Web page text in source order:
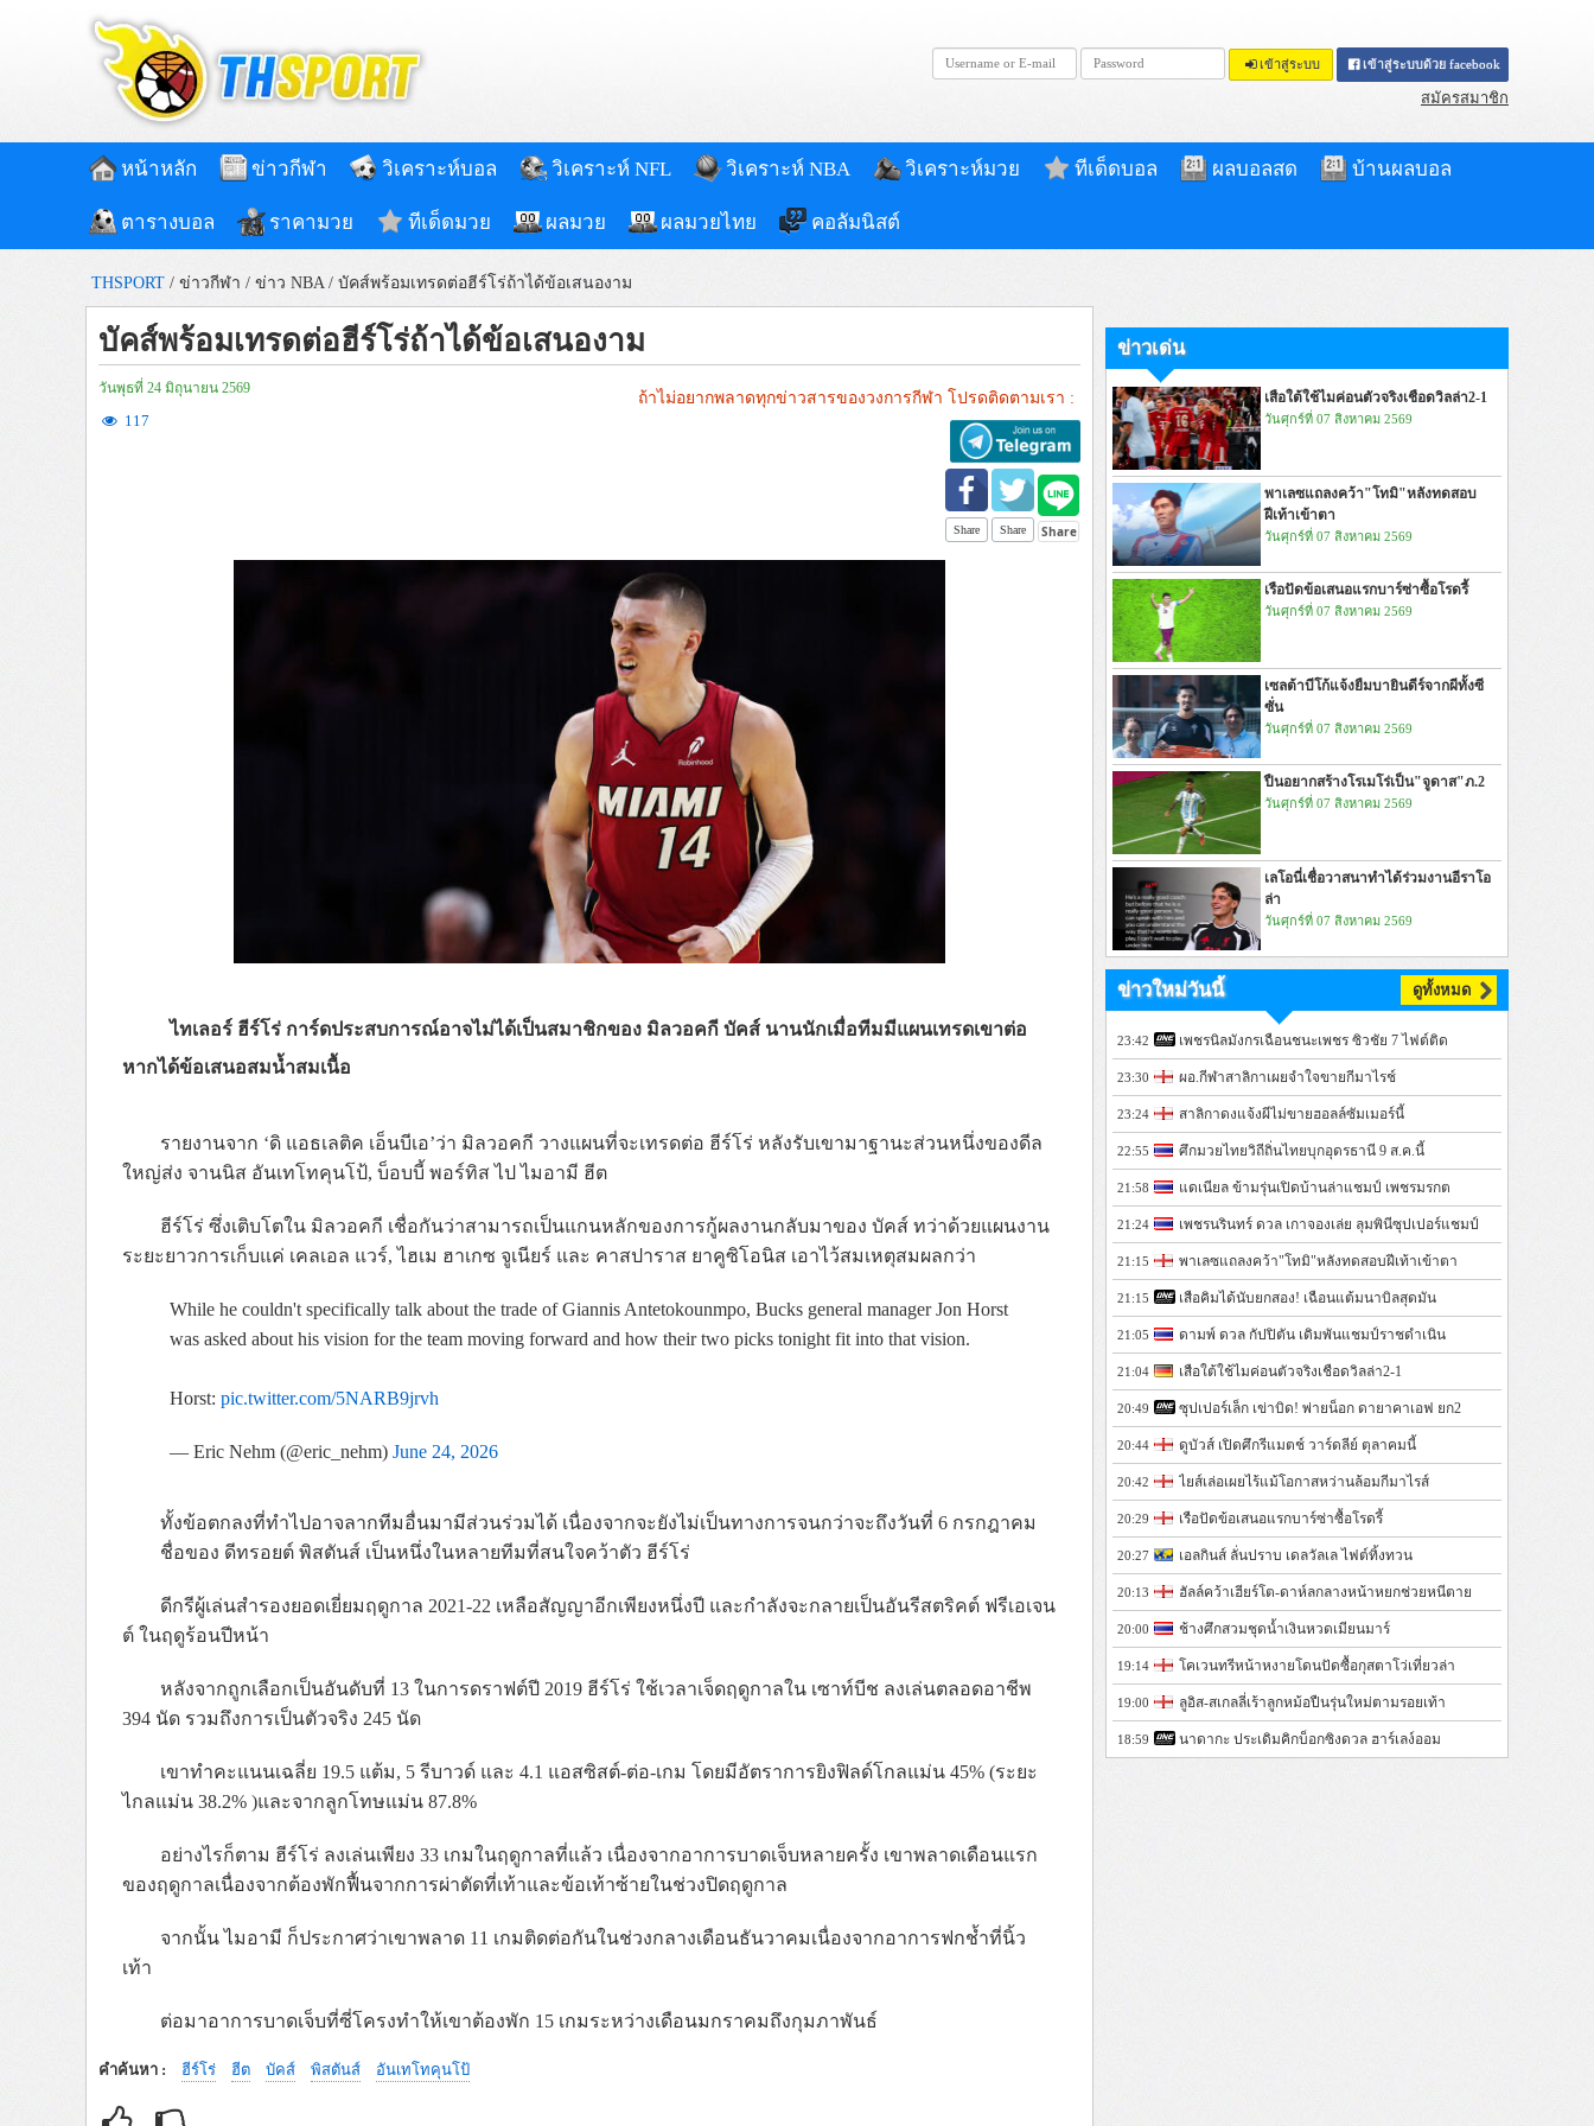
เข้าสู่ระบบ เข้าสู่ระบบด้วย facebook
สมัครสมาชิก
หน้าหลัก ข่าวกีฬา วิเคราะห์บอล วิเคราะห์ NFL วิเคราะห์ NBA วิเคราะห์มวย ทีเด็ดบอล ผลบอลสด บ้านผลบอล
ตารางบอล ราคามวย ทีเด็ดมวย ผลมวย ผลมวยไทย คอลัมนิสต์
THSPORT / ข่าวกีฬา / ข่าว NBA / บัคส์พร้อมเทรดต่อฮีร์โร่ถ้าได้ข้อเสนองาม
บัคส์พร้อมเทรดต่อฮีร์โร่ถ้าได้ข้อเสนองาม
วันพุธที่ 24 มิถุนายน 2569
117
ถ้าไม่อยากพลาดทุกข่าวสารของวงการกีฬา โปรดติดตามเรา :
Share Share
ไทเลอร์ ฮีร์โร่ การ์ดประสบการณ์อาจไม่ได้เป็นสมาชิกของ มิลวอคกี บัคส์ นานนักเมื่อทีมมีแผนเทรดเขาต่อ
หากได้ข้อเสนอสมน้ำสมเนื้อ
รายงานจาก ‘ดิ แอธเลติค เอ็นบีเอ’ว่า มิลวอคกี วางแผนที่จะเทรดต่อ ฮีร์โร่ หลังรับเขามาฐานะส่วนหนึ่งของดีล
ใหญ่ส่ง จานนิส อันเทโทคุนโป้, บ็อบบี้ พอร์ทิส ไป ไมอามี ฮีต
ฮีร์โร่ ซึ่งเติบโตใน มิลวอคกี เชื่อกันว่าสามารถเป็นแกนหลักของการกู้ผลงานกลับมาของ บัคส์ ทว่าด้วยแผนงาน
ระยะยาวการเก็บแค่ เคลเอล แวร์, ไฮเม ฮาเกซ จูเนียร์ และ คาสปาราส ยาคูซิโอนิส เอาไว้สมเหตุสมผลกว่า
While he couldn't specifically talk about the trade of Giannis Antetokounmpo, Bucks general manager Jon Horst
was asked about his vision for the team moving forward and how their two picks tonight fit into that vision.
Horst: pic.twitter.com/5NARB9jrvh
— Eric Nehm (@eric_nehm) June 24, 2026
ทั้งข้อตกลงที่ทำไปอาจลากทีมอื่นมามีส่วนร่วมได้ เนื่องจากจะยังไม่เป็นทางการจนกว่าจะถึงวันที่ 6 กรกฎาคม
ชื่อของ ดีทรอยต์ พิสตันส์ เป็นหนึ่งในหลายทีมที่สนใจคว้าตัว ฮีร์โร่
ดีกรีผู้เล่นสำรองยอดเยี่ยมฤดูกาล 2021-22 เหลือสัญญาอีกเพียงหนึ่งปี และกำลังจะกลายเป็นอันรีสตริคต์ ฟรีเอเจน
ต์ ในฤดูร้อนปีหน้า
หลังจากถูกเลือกเป็นอันดับที่ 13 ในการดราฟต์ปี 2019 ฮีร์โร่ ใช้เวลาเจ็ดฤดูกาลใน เซาท์บีช ลงเล่นตลอดอาชีพ
394 นัด รวมถึงการเป็นตัวจริง 245 นัด
เขาทำคะแนนเฉลี่ย 19.5 แต้ม, 5 รีบาวด์ และ 4.1 แอสซิสต์-ต่อ-เกม โดยมีอัตราการยิงฟิลด์โกลแม่น 45% (ระยะ
ไกลแม่น 38.2% )และจากลูกโทษแม่น 87.8%
อย่างไรก็ตาม ฮีร์โร่ ลงเล่นเพียง 33 เกมในฤดูกาลที่แล้ว เนื่องจากอาการบาดเจ็บหลายครั้ง เขาพลาดเดือนแรก
ของฤดูกาลเนื่องจากต้องพักฟื้นจากการผ่าตัดที่เท้าและข้อเท้าซ้ายในช่วงปิดฤดูกาล
จากนั้น ไมอามี ก็ประกาศว่าเขาพลาด 11 เกมติดต่อกันในช่วงกลางเดือนธันวาคมเนื่องจากอาการฟกช้ำที่นิ้ว
เท้า
ต่อมาอาการบาดเจ็บที่ซี่โครงทำให้เขาต้องพัก 15 เกมระหว่างเดือนมกราคมถึงกุมภาพันธ์
คำค้นหา : ฮีร์โร่ ฮีต บัคส์ พิสตันส์ อันเทโทคุนโป้
ข่าวเด่น
เสือใต้ใช้ไมค่อนตัวจริงเชือดวิลล่า2-1
วันศุกร์ที่ 07 สิงหาคม 2569
พาเลซแถลงคว้า"โทมิ"หลังทดสอบ
ฝีเท้าเข้าตา
วันศุกร์ที่ 07 สิงหาคม 2569
เรือปัดข้อเสนอแรกบาร์ซ่าซื้อโรดรี้
วันศุกร์ที่ 07 สิงหาคม 2569
เซลต้าบีโก้แจ้งยืมบายินดีร์จากผีทั้งซี
ซั่น
วันศุกร์ที่ 07 สิงหาคม 2569
ปืนอยากสร้างโรเมโร่เป็น"จูดาส"ภ.2
วันศุกร์ที่ 07 สิงหาคม 2569
เลโอนี่เชื่อวาสนาทำได้ร่วมงานอีราโอ
ล่า
วันศุกร์ที่ 07 สิงหาคม 2569
ข่าวใหม่วันนี้ ดูทั้งหมด
23:42 เพชรนิลมังกรเฉือนชนะเพชร ซิวชัย 7 ไฟต์ติด
23:30 ผอ.กีฬาสาลิกาเผยจำใจขายกีมาไรช์
23:24 สาลิกาดงแจ้งผีไม่ขายฮอลล์ซัมเมอร์นี้
22:55 ศึกมวยไทยวิถีถิ่นไทยบุกอุดรธานี 9 ส.ค.นี้
21:58 แดเนียล ข้ามรุ่นเปิดบ้านล่าแชมป์ เพชรมรกต
21:24 เพชรนรินทร์ ดวล เกาจองเล่ย ลุมพินีซุปเปอร์แชมป์
21:15 พาเลซแถลงคว้า"โทมิ"หลังทดสอบฝีเท้าเข้าตา
21:15 เสือคิมได้นับยกสอง! เฉือนแต้มนาบิลสุดมัน
21:05 ดามพ์ ดวล กัปปิตัน เดิมพันแชมป์ราชดำเนิน
21:04 เสือใต้ใช้ไมค่อนตัวจริงเชือดวิลล่า2-1
20:49 ซุปเปอร์เล็ก เข่าบิด! พ่ายน็อก ดายาคาเอฟ ยก2
20:44 ดูบัวส์ เปิดศึกรีแมตช์ วาร์ดลีย์ ตุลาคมนี้
20:42 ไยส์เล่อเผยไร้แม้โอกาสหว่านล้อมกีมาไรส์
20:29 เรือปัดข้อเสนอแรกบาร์ซ่าซื้อโรดรี้
20:27 เอลกินส์ ลั่นปราบ เดลวัลเล ไฟต์ทิ้งทวน
20:13 ฮัลล์คว้าเฮียร์โต-ดาห์ลกลางหน้าหยกช่วยหนีตาย
20:00 ช้างศึกสวมชุดน้ำเงินหวดเมียนมาร์
19:14 โคเวนทรีหน้าหงายโดนปัดซื้อกุสตาโว่เที่ยวล่า
19:00 ลูอิส-สเกลลี่เร้าลูกหม้อปืนรุ่นใหม่ตามรอยเท้า
18:59 นาดากะ ประเดิมคิกบ็อกซิงดวล ฮาร์เลง์ออม